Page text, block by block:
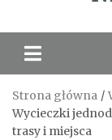
Strona główna
Wycieczki
trasy i miejsca